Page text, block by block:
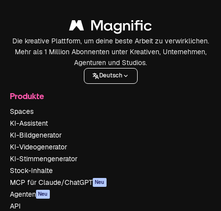
Die kreative Plattform, um deine beste Arbeit zu verwirklichen.
Mehr als 1 Million Abonnenten unter Kreativen, Unternehmen,
Agenturen und Studios.
Deutsch
Produkte
Spaces
KI-Assistent
KI-Bildgenerator
KI-Videogenerator
KI-Stimmengenerator
Stock-Inhalte
MCP für Claude/ChatGPT Neu
Agenten Neu
API